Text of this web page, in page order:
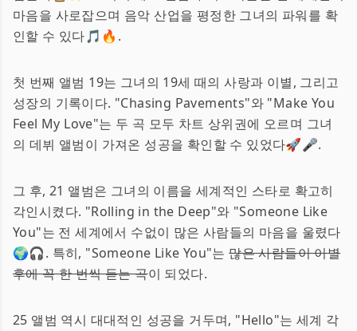
마음을 사로잡으며 음악 산업을 평정한 그녀의 파워를 확
인할 수 있다🎵🔥.
첫 번째 앨범 19는 그녀의 19세 때의 사랑과 이별, 그리고
성장의 기록이다. "Chasing Pavements"와 "Make You
Feel My Love"는 두 곡 모두 차트 상위권에 오르며 그녀
의 데뷔 앨범이 가져온 성공을 확인할 수 있었다🚀🎤.
그 후, 21 앨범은 그녀의 이름을 세계적인 스타로 확고히
각인시켰다. "Rolling in the Deep"와 "Someone Like
You"는 전 세계에서 수없이 많은 사람들의 마음을 울렸다
🌍🎧. 특히, "Someone Like You"는많은 사람들이 이별
후에 꼭 한 번씩 듣는 곡이 되었다.
25 앨범 역시 대대적인 성공을 거두며, "Hello"는 세계 각